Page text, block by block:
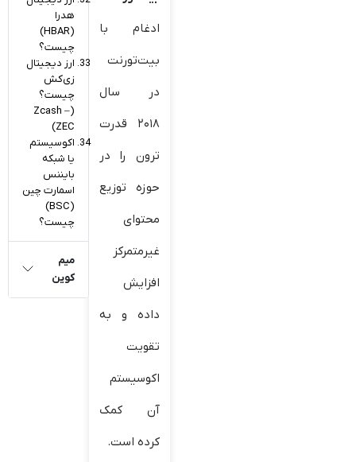
ادغام با
بیت‌تورنت
در سال
۲۰۱۸ قدرت
ترون را در
حوزه توزیع
محتوای
غیرمتمرکز
افزایش
داده و به
تقویت
اکوسیستم
آن کمک
کرده است.
هدرا
(HBAR)
چیست؟
ارز دیجیتال
زی‌کش
چیست؟
(Zcash –
ZEC)
اکوسیستم
یا شبکه
بایننس
اسمارت چین
(BSC)
چیست؟
میم
کوین